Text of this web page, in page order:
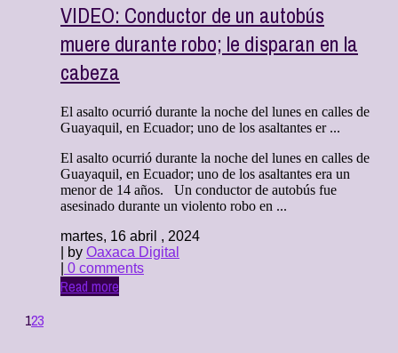
VIDEO: Conductor de un autobús
muere durante robo; le disparan en la
cabeza
El asalto ocurrió durante la noche del lunes en calles de
Guayaquil, en Ecuador; uno de los asaltantes er ...
El asalto ocurrió durante la noche del lunes en calles de
Guayaquil, en Ecuador; uno de los asaltantes era un
menor de 14 años. Un conductor de autobús fue
asesinado durante un violento robo en ...
martes, 16 abril , 2024
| by Oaxaca Digital
0 comments
Read more
123